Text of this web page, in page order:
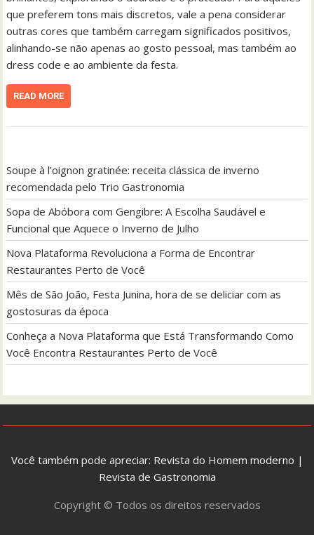
que preferem tons mais discretos, vale a pena considerar
outras cores que também carregam significados positivos,
alinhando-se não apenas ao gosto pessoal, mas também ao
dress code e ao ambiente da festa.
READ MORE
Soupe à l’oignon gratinée: receita clássica de inverno
recomendada pelo Trio Gastronomia
Sopa de Abóbora com Gengibre: A Escolha Saudável e
Funcional que Aquece o Inverno de Julho
Nova Plataforma Revoluciona a Forma de Encontrar
Restaurantes Perto de Você
Mês de São João, Festa Junina, hora de se deliciar com as
gostosuras da época
Conheça a Nova Plataforma que Está Transformando Como
Você Encontra Restaurantes Perto de Você
Você também pode apreciar: Revista do Homem moderno |
Revista de Gastronomia
Copyright © Todos os direitos reservados